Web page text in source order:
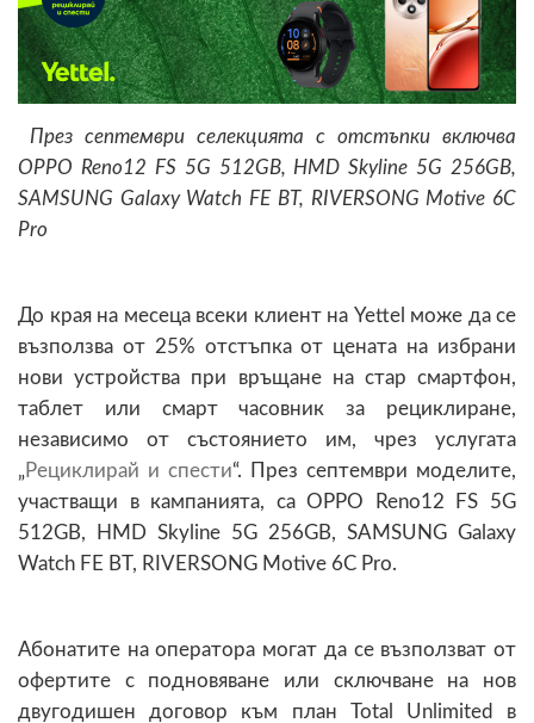
През септември селекцията с отстъпки включва
OPPO Reno12 FS 5G 512GB, HMD Skyline 5G 256GB,
SAMSUNG Galaxy Watch FE BT, RIVERSONG Motive 6C
Pro
До края на месеца всеки клиент на Yettel може да се
възползва от 25% отстъпка от цената на избрани
нови устройства при връщане на стар смартфон,
таблет или смарт часовник за рециклиране,
независимо от състоянието им, чрез услугата
„ Рециклирай и спести“. През септември моделите,
участващи в кампанията, са OPPO Reno12 FS 5G
512GB, HMD Skyline 5G 256GB, SAMSUNG Galaxy
Watch FE BT, RIVERSONG Motive 6C Pro.
Абонатите на оператора могат да се възползват от
офертите с подновяване или сключване на нов
двугодишен договор към план Total Unlimited в